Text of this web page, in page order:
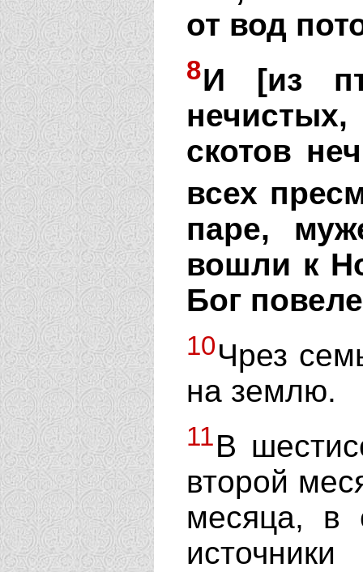
от вод
8И [из
скотов
всех
паре,
вошли к
Бог
10Чрез
на землю.
11В
второй
месяца, в